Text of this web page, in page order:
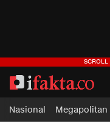
ifakta.co
#pastibenar
Nasional Megapolitan